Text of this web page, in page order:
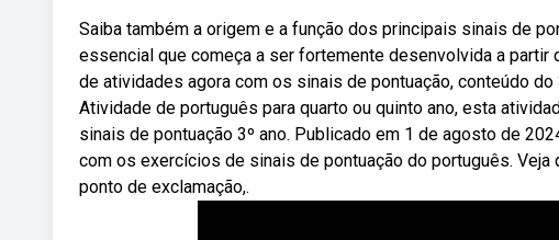
Saiba também a origem e a função dos principais sinais de
essencial que começa a ser fortemente desenvolvida a partir
de atividades agora com os sinais de pontuação, conteúdo
Atividade de português para quarto ou quinto ano, esta
sinais de pontuação 3º ano. Publicado em 1 de agosto de
com os exercícios de sinais de pontuação do português.
ponto de exclamação,.